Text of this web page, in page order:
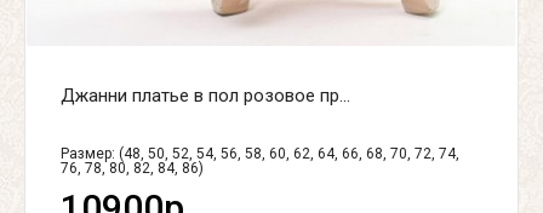
Джанни платье в пол розовое пр...
Размер: (48, 50, 52, 54, 56, 58, 60, 62, 64, 66, 68, 70, 72, 74,
76, 78, 80, 82, 84, 86)